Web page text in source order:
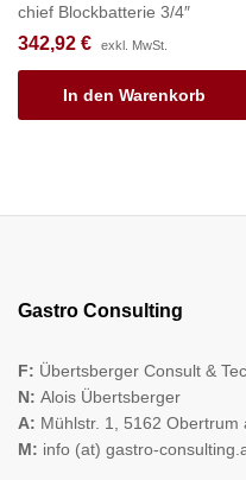
chief Blockbatterie 3/4″
342,92 € exkl. MwSt.
In den Warenkorb
Gastro Consulting
F: Übertsberger Consult &
N: Alois Übertsberger
A: Mühlstr. 1, 5162 Obertrum
M: info (at) gastro-